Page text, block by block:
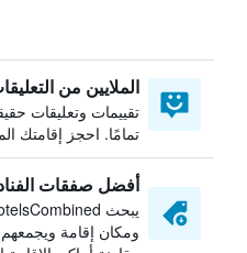
الملايين من
تقييمات وتعليقات
تمامًا. احجز إقامتك
أفضل صفقات
ومكان إقامة